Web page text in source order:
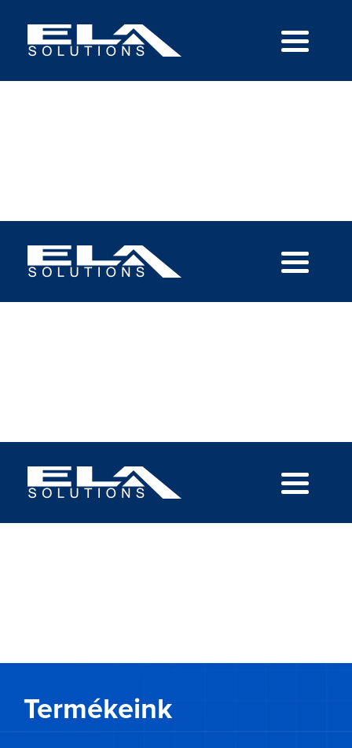
Termékeink